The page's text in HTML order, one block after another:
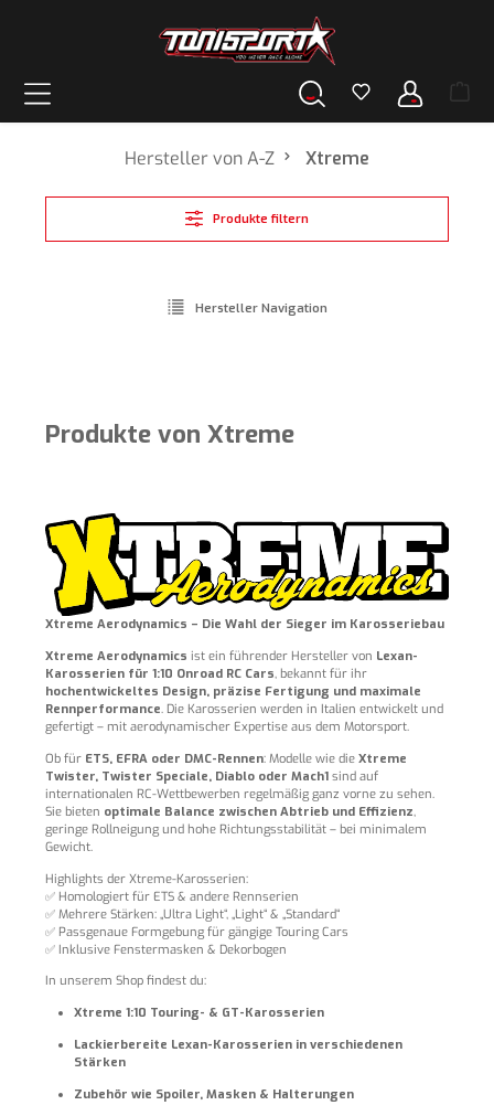
Hersteller von A-Z Xtreme
Produkte filtern
Hersteller Navigation
Produkte von Xtreme
Xtreme Aerodynamics – Die Wahl der Sieger im Karosseriebau
Xtreme Aerodynamics ist ein führender Hersteller von Lexan-
Karosserien für 1:10 Onroad RC Cars, bekannt für ihr
hochentwickeltes Design, präzise Fertigung und maximale
Rennperformance. Die Karosserien werden in Italien entwickelt und
gefertigt – mit aerodynamischer Expertise aus dem Motorsport.
Ob für ETS, EFRA oder DMC-Rennen: Modelle wie die Xtreme
Twister, Twister Speciale, Diablo oder Mach1 sind auf
internationalen RC-Wettbewerben regelmäßig ganz vorne zu sehen.
Sie bieten optimale Balance zwischen Abtrieb und Effizienz,
geringe Rollneigung und hohe Richtungsstabilität – bei minimalem
Gewicht.
Highlights der Xtreme-Karosserien:
✅ Homologiert für ETS & andere Rennserien
✅ Mehrere Stärken: „Ultra Light“, „Light“ & „Standard“
✅ Passgenaue Formgebung für gängige Touring Cars
✅ Inklusive Fenstermasken & Dekorbogen
In unserem Shop findest du:
Xtreme 1:10 Touring- & GT-Karosserien
Lackierbereite Lexan-Karosserien in verschiedenen
Stärken
Zubehör wie Spoiler, Masken & Halterungen